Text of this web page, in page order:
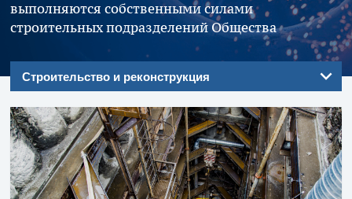
выполняются собственными силами
строительных подразделений Общества
Строительство и реконструкция
Ключевые объекты
Используемые технологии